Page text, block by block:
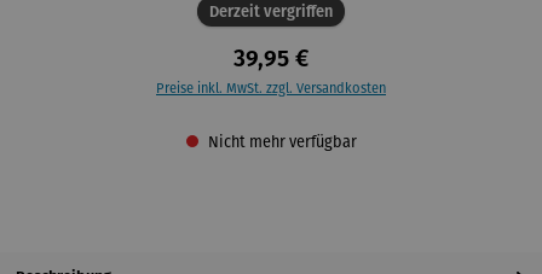
Derzeit vergriffen
39,95 €
Preise inkl. MwSt. zzgl. Versandkosten
Nicht mehr verfügbar